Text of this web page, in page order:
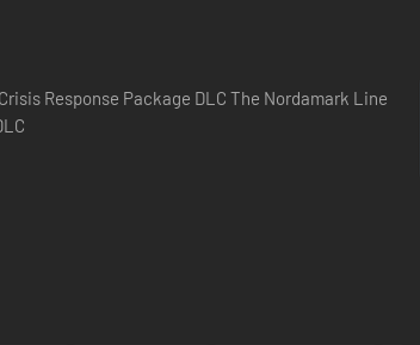
Response Package DLC The Nordamark Line